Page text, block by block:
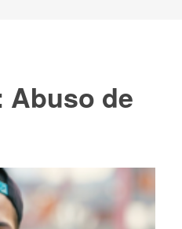
Abuso de